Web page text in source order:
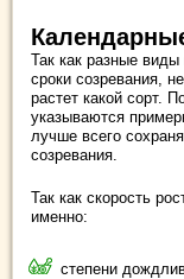
Так как разные
сроки созревания,
растет какой сорт.
указываются
лучше всего
созревания.
Так как скорость
именно:
степени